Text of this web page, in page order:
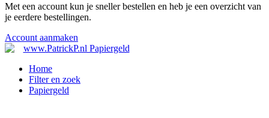
Met een account kun je sneller bestellen en heb je een overzicht van
je eerdere bestellingen.
Account aanmaken
Home
Filter en zoek
Papiergeld